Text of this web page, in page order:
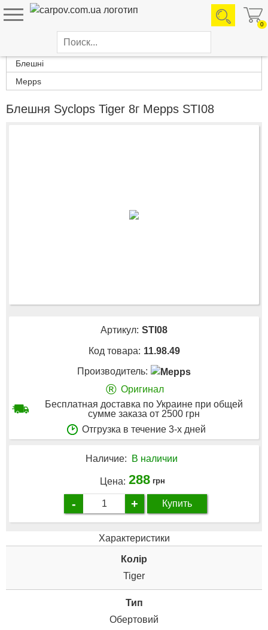
0
Каталог товаров
Блешні
Mepps
Блешня Syclops Tiger 8г Mepps STI08
Артикул: STI08
Код товара: 11.98.49
Производитель:
® Оригинал
Бесплатная доставка по Украине при общей
сумме заказа от 2500 грн
Отгрузка в течение 3-х дней
Наличие: В наличии
Цена: 288 грн
- + Купить
Характеристики
Колір
Tiger
Тип
Обертовий